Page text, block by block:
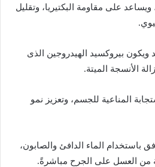
على مقاومة البكتيريا، وتقليل
ويكون بيروكسيد الهيدروجين الذى
الأنسجة الميتة.
المناعية للجسم، وتعزيز نمو
باستخدام الماء الدافئ والصابون،
من العسل على الجرح مباشرةً.